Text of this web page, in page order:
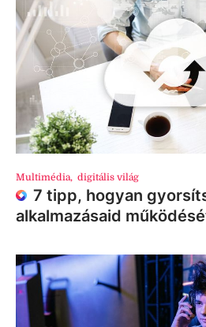
Multimédia, digitális világ
7 tipp, hogyan
alkalmazásaid